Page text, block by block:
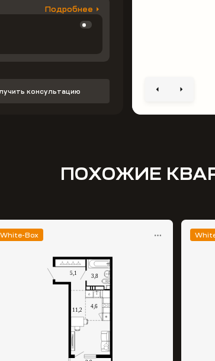
Подробнее
консультацию
ПОХОЖИЕ
White-Box